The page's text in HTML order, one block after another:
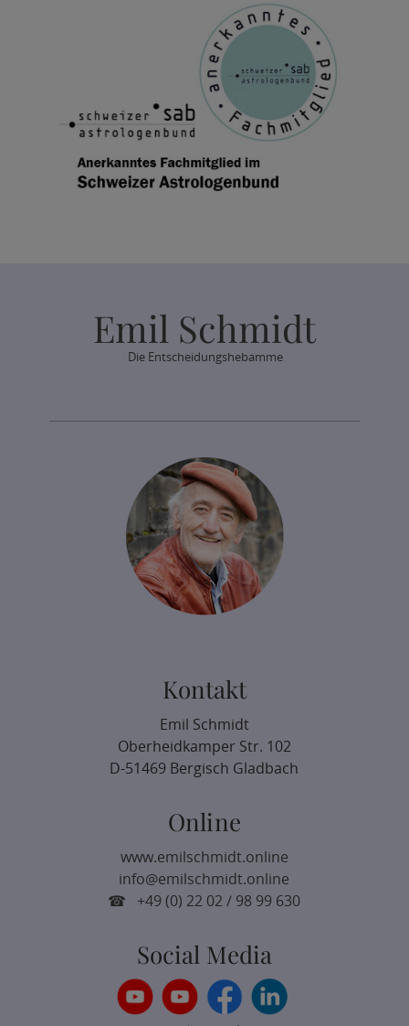
Emil Schmidt
Die Entscheidungshebamme
Kontakt
Emil Schmidt
Oberheidkamper Str. 102
D-51469 Bergisch Gladbach
Online
www.emilschmidt.online
info@emilschmidt.online
☎ +49 (0) 22 02 / 98 99 630
Social Media